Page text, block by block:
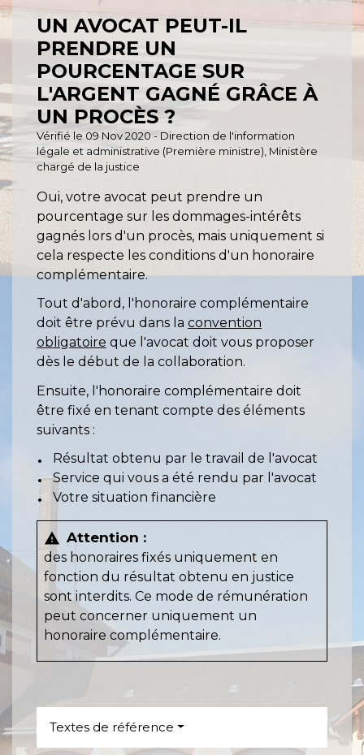
UN AVOCAT PEUT-IL
PRENDRE UN
POURCENTAGE SUR
L'ARGENT GAGNÉ GRÂCE À
UN PROCÈS ?
Vérifié le 09 Nov 2020 - Direction de l'information
légale et administrative (Première ministre), Ministère
chargé de la justice
Oui, votre avocat peut prendre un
pourcentage sur les dommages-intérêts
gagnés lors d'un procès, mais uniquement si
cela respecte les conditions d'un honoraire
complémentaire.
Tout d'abord, l'honoraire complémentaire
doit être prévu dans la convention
obligatoire que l'avocat doit vous proposer
dès le début de la collaboration.
Ensuite, l'honoraire complémentaire doit
être fixé en tenant compte des éléments
suivants :
Résultat obtenu par le travail de l'avocat
Service qui vous a été rendu par l'avocat
Votre situation financière
warning Attention :
des honoraires fixés uniquement en
fonction du résultat obtenu en justice
sont interdits. Ce mode de rémunération
peut concerner uniquement un
honoraire complémentaire.
Textes de référence